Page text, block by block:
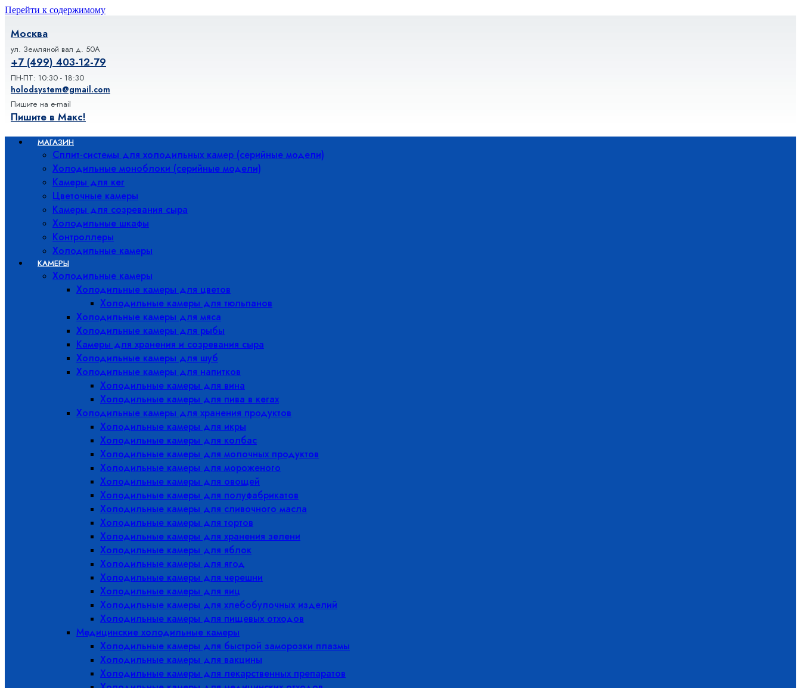
Перейти к содержимому
Москва
ул. Земляной вал д. 50А
+7 (499) 403-12-79
ПН-ПТ: 10:30 - 18:30
holodsystem@gmail.com
Пишите на e-mail
Пишите в Макс!
МАГАЗИН
Сплит-системы для холодильных камер (серийные модели)
Холодильные моноблоки (серийные модели)
Камеры для кег
Цветочные камеры
Камеры для созревания сыра
Холодильные шкафы
Контроллеры
Холодильные камеры
КАМЕРЫ
Холодильные камеры
Холодильные камеры для цветов
Холодильные камеры для тюльпанов
Холодильные камеры для мяса
Холодильные камеры для рыбы
Камеры для хранения и созревания сыра
Холодильные камеры для шуб
Холодильные камеры для напитков
Холодильные камеры для вина
Холодильные камеры для пива в кегах
Холодильные камеры для хранения продуктов
Холодильные камеры для икры
Холодильные камеры для колбас
Холодильные камеры для молочных продуктов
Холодильные камеры для мороженого
Холодильные камеры для овощей
Холодильные камеры для полуфабрикатов
Холодильные камеры для сливочного масла
Холодильные камеры для тортов
Холодильные камеры для хранения зелени
Холодильные камеры для яблок
Холодильные камеры для ягод
Холодильные камеры для черешни
Холодильные камеры для яиц
Холодильные камеры для хлебобулочных изделий
Холодильные камеры для пищевых отходов
Медицинские холодильные камеры
Холодильные камеры для быстрой заморозки плазмы
Холодильные камеры для вакцины
Холодильные камеры для лекарственных препаратов